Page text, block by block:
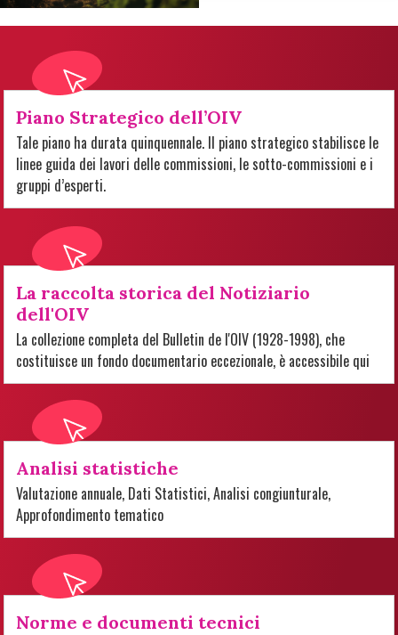
Piano Strategico dell’OIV
Tale piano ha durata quinquennale. Il piano strategico stabilisce le
linee guida dei lavori delle commissioni, le sotto-commissioni e i
gruppi d’esperti.
La raccolta storica del Notiziario
dell'OIV
La collezione completa del Bulletin de l'OIV (1928-1998), che
costituisce un fondo documentario eccezionale, è accessibile qui
Analisi statistiche
Valutazione annuale, Dati Statistici, Analisi congiunturale,
Approfondimento tematico
Norme e documenti tecnici